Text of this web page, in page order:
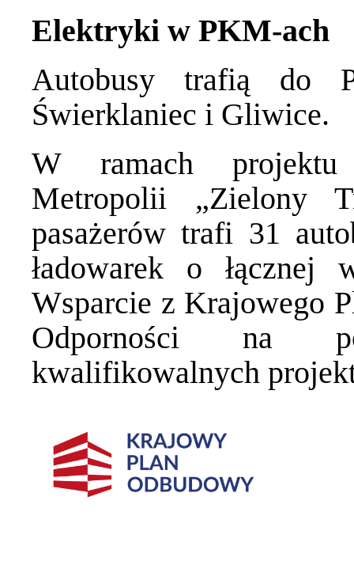
Elektryki w PKM-ach
Autobusy trafią do
Świerklaniec i Gliwice.
W ramach projektu
Metropolii „Zielony
pasażerów trafi 31
ładowarek o łącznej
Wsparcie z Krajowego
Odporności na
kwalifikowalnych